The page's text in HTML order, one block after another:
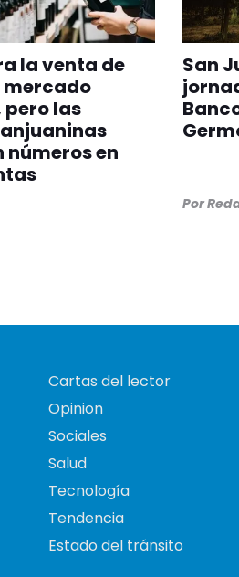
la venta de
mercado
las
números en
San
Por
Cartas del lector
Opinion
Sociales
Salud
Tecnología
Tendencia
Estado del tránsito